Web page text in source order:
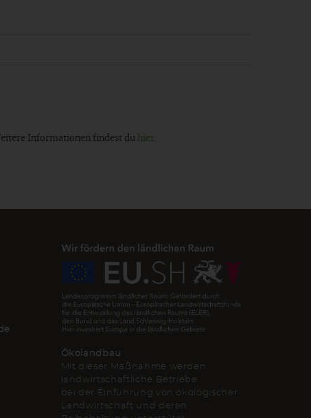
Informationen findest du hier.
Ökolandbau
Mit dieser Maßnahme werden
landwirtschaftliche Betriebe
bei der Einführung von ökologischer
Landwirtschaft und deren